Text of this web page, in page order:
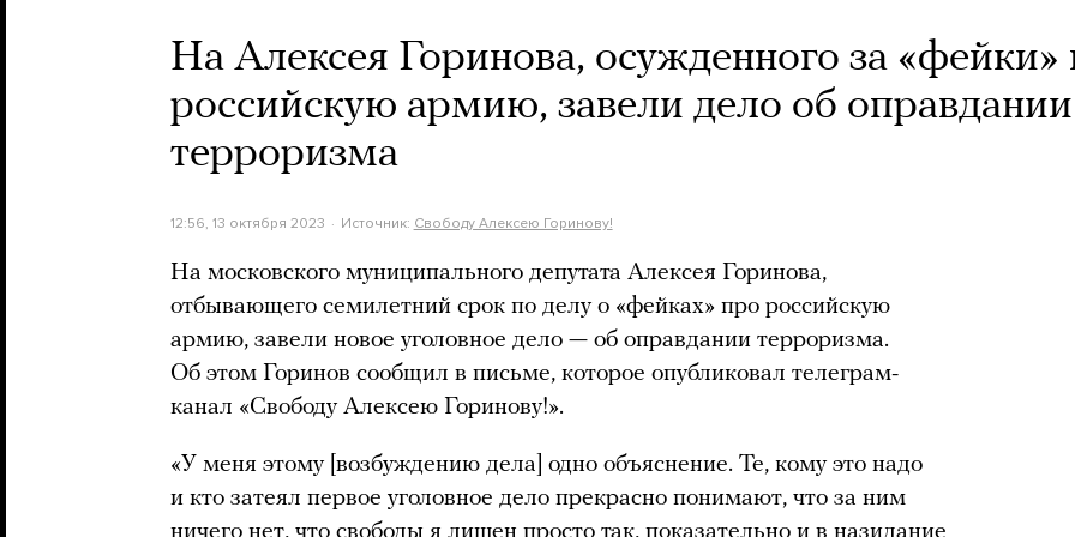
На Алексея Горинова, осужденного за «фейки»
российскую армию, завели дело об оправдании
терроризма
12:56, 13 октября 2023 Источник: Свободу Алексею Горинову!
На московского муниципального депутата Алексея Горинова,
отбывающего семилетний срок по делу о «фейках» про российскую
армию, завели новое уголовное дело — об оправдании терроризма.
Об этом Горинов сообщил в письме, которое опубликовал телеграм-
канал «Свободу Алексею Горинову!».
«У меня этому [возбуждению дела] одно объяснение. Те, кому это надо
и кто затеял первое уголовное дело прекрасно понимают, что за ним
ничего нет, что свободы я лишен просто так, показательно и в назидание